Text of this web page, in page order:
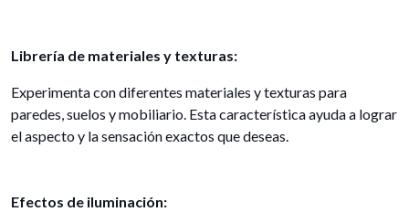
Librería de materiales y texturas:
Experimenta con diferentes materiales y texturas para
paredes, suelos y mobiliario. Esta característica ayuda a lograr
el aspecto y la sensación exactos que deseas.
Efectos de iluminación: